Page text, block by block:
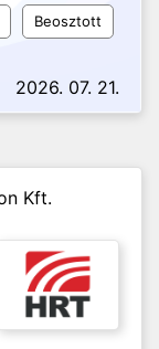
Beosztott
2026. 07. 21.
Kft.